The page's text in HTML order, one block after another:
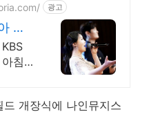
광고
섭
침
개장식에 나인뮤지스